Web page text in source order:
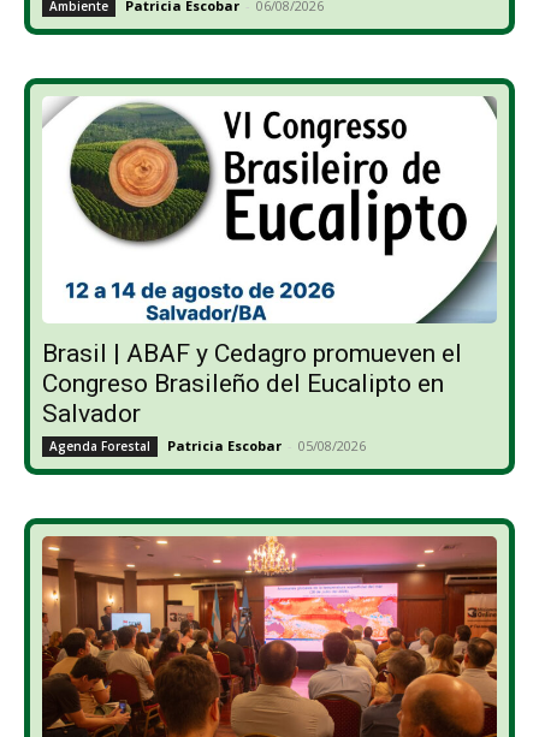
Ambiente Patricia Escobar - 06/08/2026
Brasil | ABAF y Cedagro promueven el
Congreso Brasileño del Eucalipto en
Salvador
Agenda Forestal Patricia Escobar - 05/08/2026